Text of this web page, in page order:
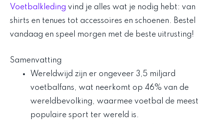
Voetbalkleding vind je alles wat je nodig hebt: van
shirts en tenues tot accessoires en schoenen. Bestel
vandaag en speel morgen met de beste uitrusting!
Samenvatting
Wereldwijd zijn er ongeveer 3,5 miljard
voetbalfans, wat neerkomt op 46% van de
wereldbevolking, waarmee voetbal de meest
populaire sport ter wereld is.